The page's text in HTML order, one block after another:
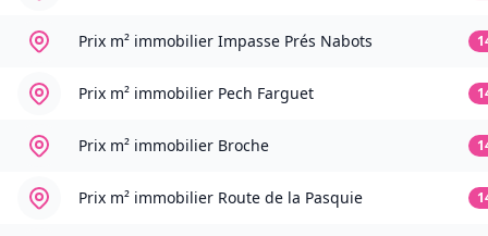
Prix m² immobilier Impasse Prés Nabots
Prix m² immobilier Pech Farguet
Prix m² immobilier Broche
Prix m² immobilier Route de la Pasquie